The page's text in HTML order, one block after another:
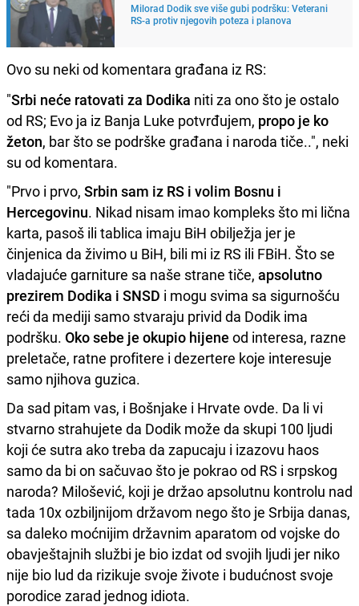
Milorad Dodik sve više gubi podršku: Veterani
RS-a protiv njegovih poteza i planova
Ovo su neki od komentara građana iz RS:
"Srbi neće ratovati za Dodika niti za ono što je ostalo
od RS; Evo ja iz Banja Luke potvrđujem, propo je ko
žeton, bar što se podrške građana i naroda tiče..", neki
su od komentara.
"Prvo i prvo, Srbin sam iz RS i volim Bosnu i
Hercegovinu. Nikad nisam imao kompleks što mi lična
karta, pasoš ili tablica imaju BiH obilježja jer je
činjenica da živimo u BiH, bili mi iz RS ili FBiH. Što se
vladajuće garniture sa naše strane tiče, apsolutno
prezirem Dodika i SNSD i mogu svima sa sigurnošću
reći da mediji samo stvaraju privid da Dodik ima
podršku. Oko sebe je okupio hijene od interesa, razne
preletače, ratne profitere i dezertere koje interesuje
samo njihova guzica.
Da sad pitam vas, i Bošnjake i Hrvate ovde. Da li vi
stvarno strahujete da Dodik može da skupi 100 ljudi
koji će sutra ako treba da zapucaju i izazovu haos
samo da bi on sačuvao što je pokrao od RS i srpskog
naroda? Milošević, koji je držao apsolutnu kontrolu nad
tada 10x ozbiljnijom državom nego što je Srbija danas,
sa daleko moćnijim državnim aparatom od vojske do
obavještajnih službi je bio izdat od svojih ljudi jer niko
nije bio lud da rizikuje svoje živote i budućnost svoje
porodice zarad jednog idiota.